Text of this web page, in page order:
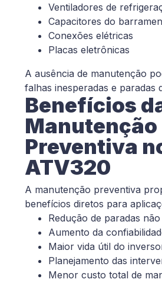
Ventiladores de
Capacitores do
Conexões elétricas
Placas eletrônicas
A ausência de manutenção
falhas inesperadas e paradas
Benefícios
Manutenção
Preventiva
ATV320
A manutenção preventiva
benefícios diretos para
Redução de paradas
Aumento da
Maior vida útil do
Planejamento das
Menor custo total de